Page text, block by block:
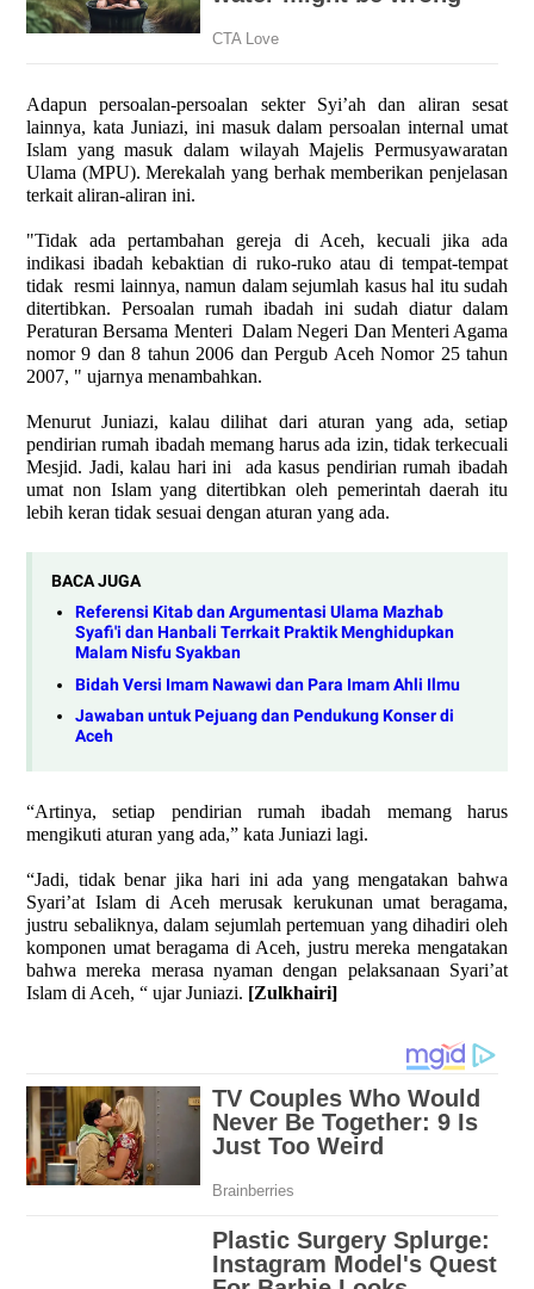
Adapun persoalan-persoalan sekter Syi’ah dan aliran sesat
lainnya, kata Juniazi, ini masuk dalam persoalan internal umat
Islam yang masuk dalam wilayah Majelis Permusyawaratan
Ulama (MPU). Merekalah yang berhak memberikan penjelasan
terkait aliran-aliran ini.
"Tidak ada pertambahan gereja di Aceh, kecuali jika ada
indikasi ibadah kebaktian di ruko-ruko atau di tempat-tempat
tidak resmi lainnya, namun dalam sejumlah kasus hal itu sudah
ditertibkan. Persoalan rumah ibadah ini sudah diatur dalam
Peraturan Bersama Menteri Dalam Negeri Dan Menteri Agama
nomor 9 dan 8 tahun 2006 dan Pergub Aceh Nomor 25 tahun
2007, " ujarnya menambahkan.
Menurut Juniazi, kalau dilihat dari aturan yang ada, setiap
pendirian rumah ibadah memang harus ada izin, tidak terkecuali
Mesjid. Jadi, kalau hari ini
ada kasus pendirian rumah ibadah
umat non Islam yang ditertibkan oleh pemerintah daerah itu
lebih keran tidak sesuai dengan aturan yang ada.
BACA JUGA
Referensi Kitab dan Argumentasi Ulama Mazhab
Syafi'i dan Hanbali Terrkait Praktik Menghidupkan
Malam Nisfu Syakban
Bidah Versi Imam Nawawi dan Para Imam Ahli Ilmu
Jawaban untuk Pejuang dan Pendukung Konser di
Aceh
“Artinya, setiap pendirian rumah ibadah memang harus
mengikuti aturan yang ada,” kata Juniazi lagi.
“Jadi, tidak benar jika hari ini ada yang mengatakan bahwa
Syari’at Islam di Aceh merusak kerukunan umat beragama,
justru sebaliknya, dalam sejumlah pertemuan yang dihadiri oleh
komponen umat beragama di Aceh, justru mereka mengatakan
bahwa mereka merasa nyaman dengan pelaksanaan Syari’at
Islam di Aceh, “ ujar Juniazi. [Zulkhairi]